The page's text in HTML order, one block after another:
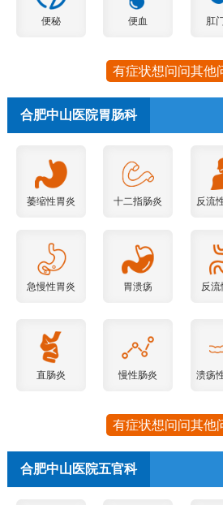
便秘 便血 肛
有症状想问问其他
合肥中山医院胃肠科
萎缩性胃炎 十二指肠炎 反流
急慢性胃炎 胃溃疡 反流
直肠炎 慢性肠炎 溃疡
有症状想问问其他
合肥中山医院五官科